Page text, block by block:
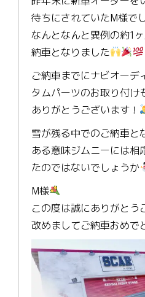
待ちにされていたM様で
なんとなんと異例の約1
納車となりました
ご納車までにナビオーデ
タムパーツのお取り付け
ありがとうございます！
雪が残る中でのご納車と
ある意味ジムニーには相
たのではないでしょうか
M様
この度は誠にありがとう
改めましてご納車おめで